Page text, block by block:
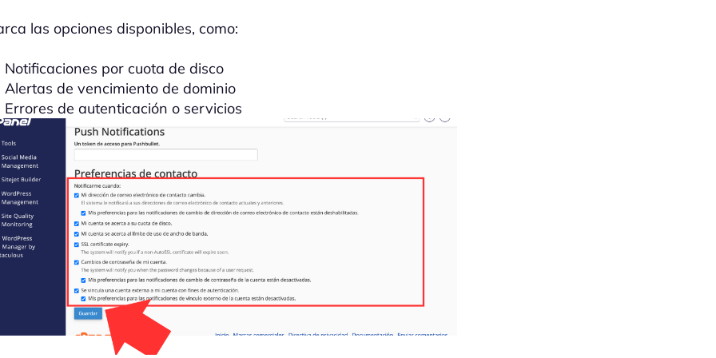
las opciones disponibles, como:
Notificaciones por cuota de disco
Alertas de vencimiento de dominio
Errores de autenticación o servicios